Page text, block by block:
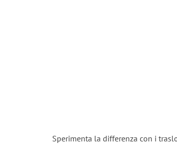
Sperimenta la differenza con i